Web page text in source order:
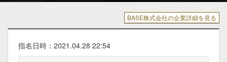
BASE株式会社の企業詳細を見る
指名日時：2021.04.28 22:54